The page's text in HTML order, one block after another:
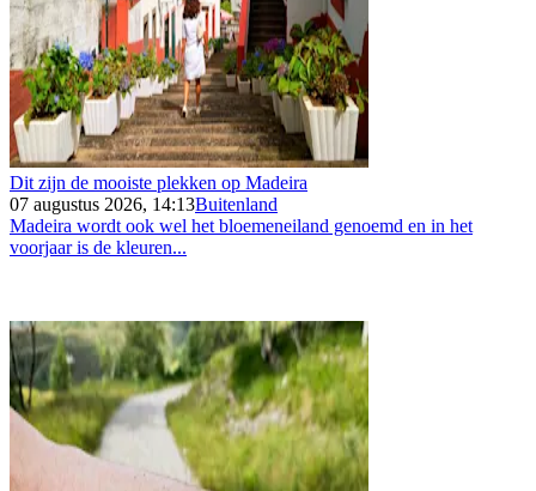
Dit zijn de mooiste plekken op Madeira
07 augustus 2026, 14:13Buitenland
Madeira wordt ook wel het bloemeneiland genoemd en in het
voorjaar is de kleuren...